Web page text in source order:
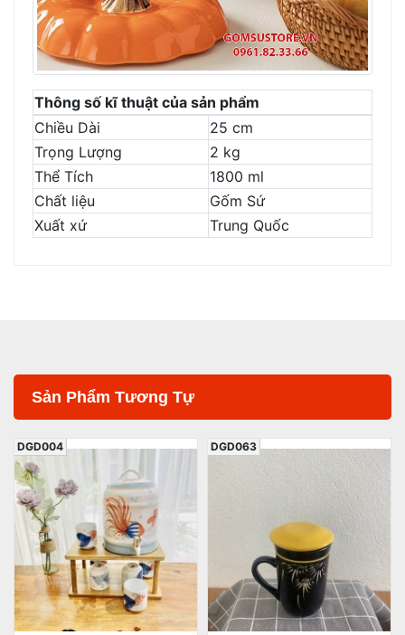
Thông số kĩ thuật của sản phẩm
Chiều Dài
25 cm
Trọng Lượng
2 kg
Thể Tích
1800 ml
Chất liệu
Gốm Sứ
Xuất xứ
Trung Quốc
Sản Phẩm Tương Tự
DGD004 DGD063